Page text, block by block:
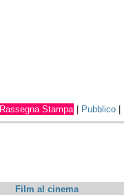
Rassegna Stampa Pubblico
Film al cinema